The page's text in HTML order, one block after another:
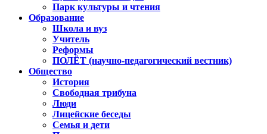
Парк культуры и чтения
Образование
Школа и вуз
Учитель
Реформы
ПОЛЁТ (научно-педагогический вестник)
Общество
История
Свободная трибуна
Люди
Лицейские беседы
Семья и дети